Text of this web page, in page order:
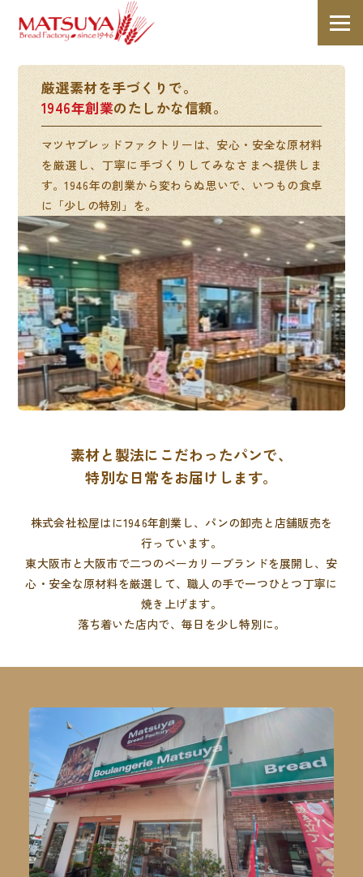
厳選素材を手づくりで。
1946年創業のたしかな信頼。
マツヤブレッドファクトリーは、安心・安全な原材料
を厳選し、丁寧に手づくりしてみなさまへ提供しま
す。1946年の創業から変わらぬ思いで、いつもの食卓
に「少しの特別」を。
素材と製法にこだわったパンで、
特別な日常をお届けします。
株式会社松屋はに1946年創業し、パンの卸売と店舗販売を
行っています。
東大阪市と大阪市で二つのベーカリーブランドを展開し、 安
心・安全な原材料を厳選して、職人の手で一つひとつ丁寧に
焼き上げます。
落ち着いた店内で、毎日を少し特別に。